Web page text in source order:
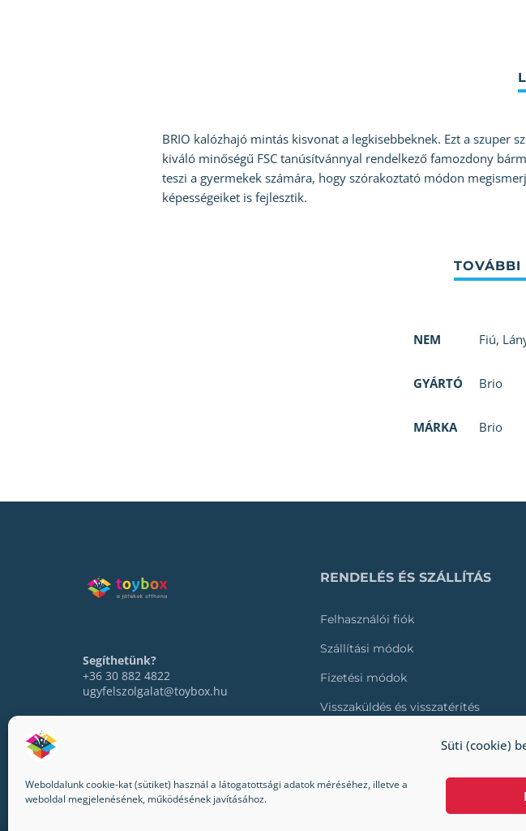
Süti (cookie)
Weboldalunk cookie-kat (sütiket) használ a látogatottsági adatok méréséhez, illetve a
weboldal megjelenésének, működésének javításához.
BRIO kalózhajó mintás kisvonat a legkisebbeknek. Ezt a szuper
kiváló minőségű FSC tanúsítvánnyal rendelkező famozdony
teszi a gyermekek számára, hogy szórakoztató módon
képességeiket is fejlesztik.
NEM Fiú,
GYÁRTÓ Brio
MÁRKA Brio
Segíthetünk?
+36 30 882 4822
ugyfelszolgalat@toybox.hu
RENDELÉS ÉS SZÁLLÍTÁS
Felhasználói fiók
Szállítási módok
Fizetési módok
Visszaküldés és visszatérítés